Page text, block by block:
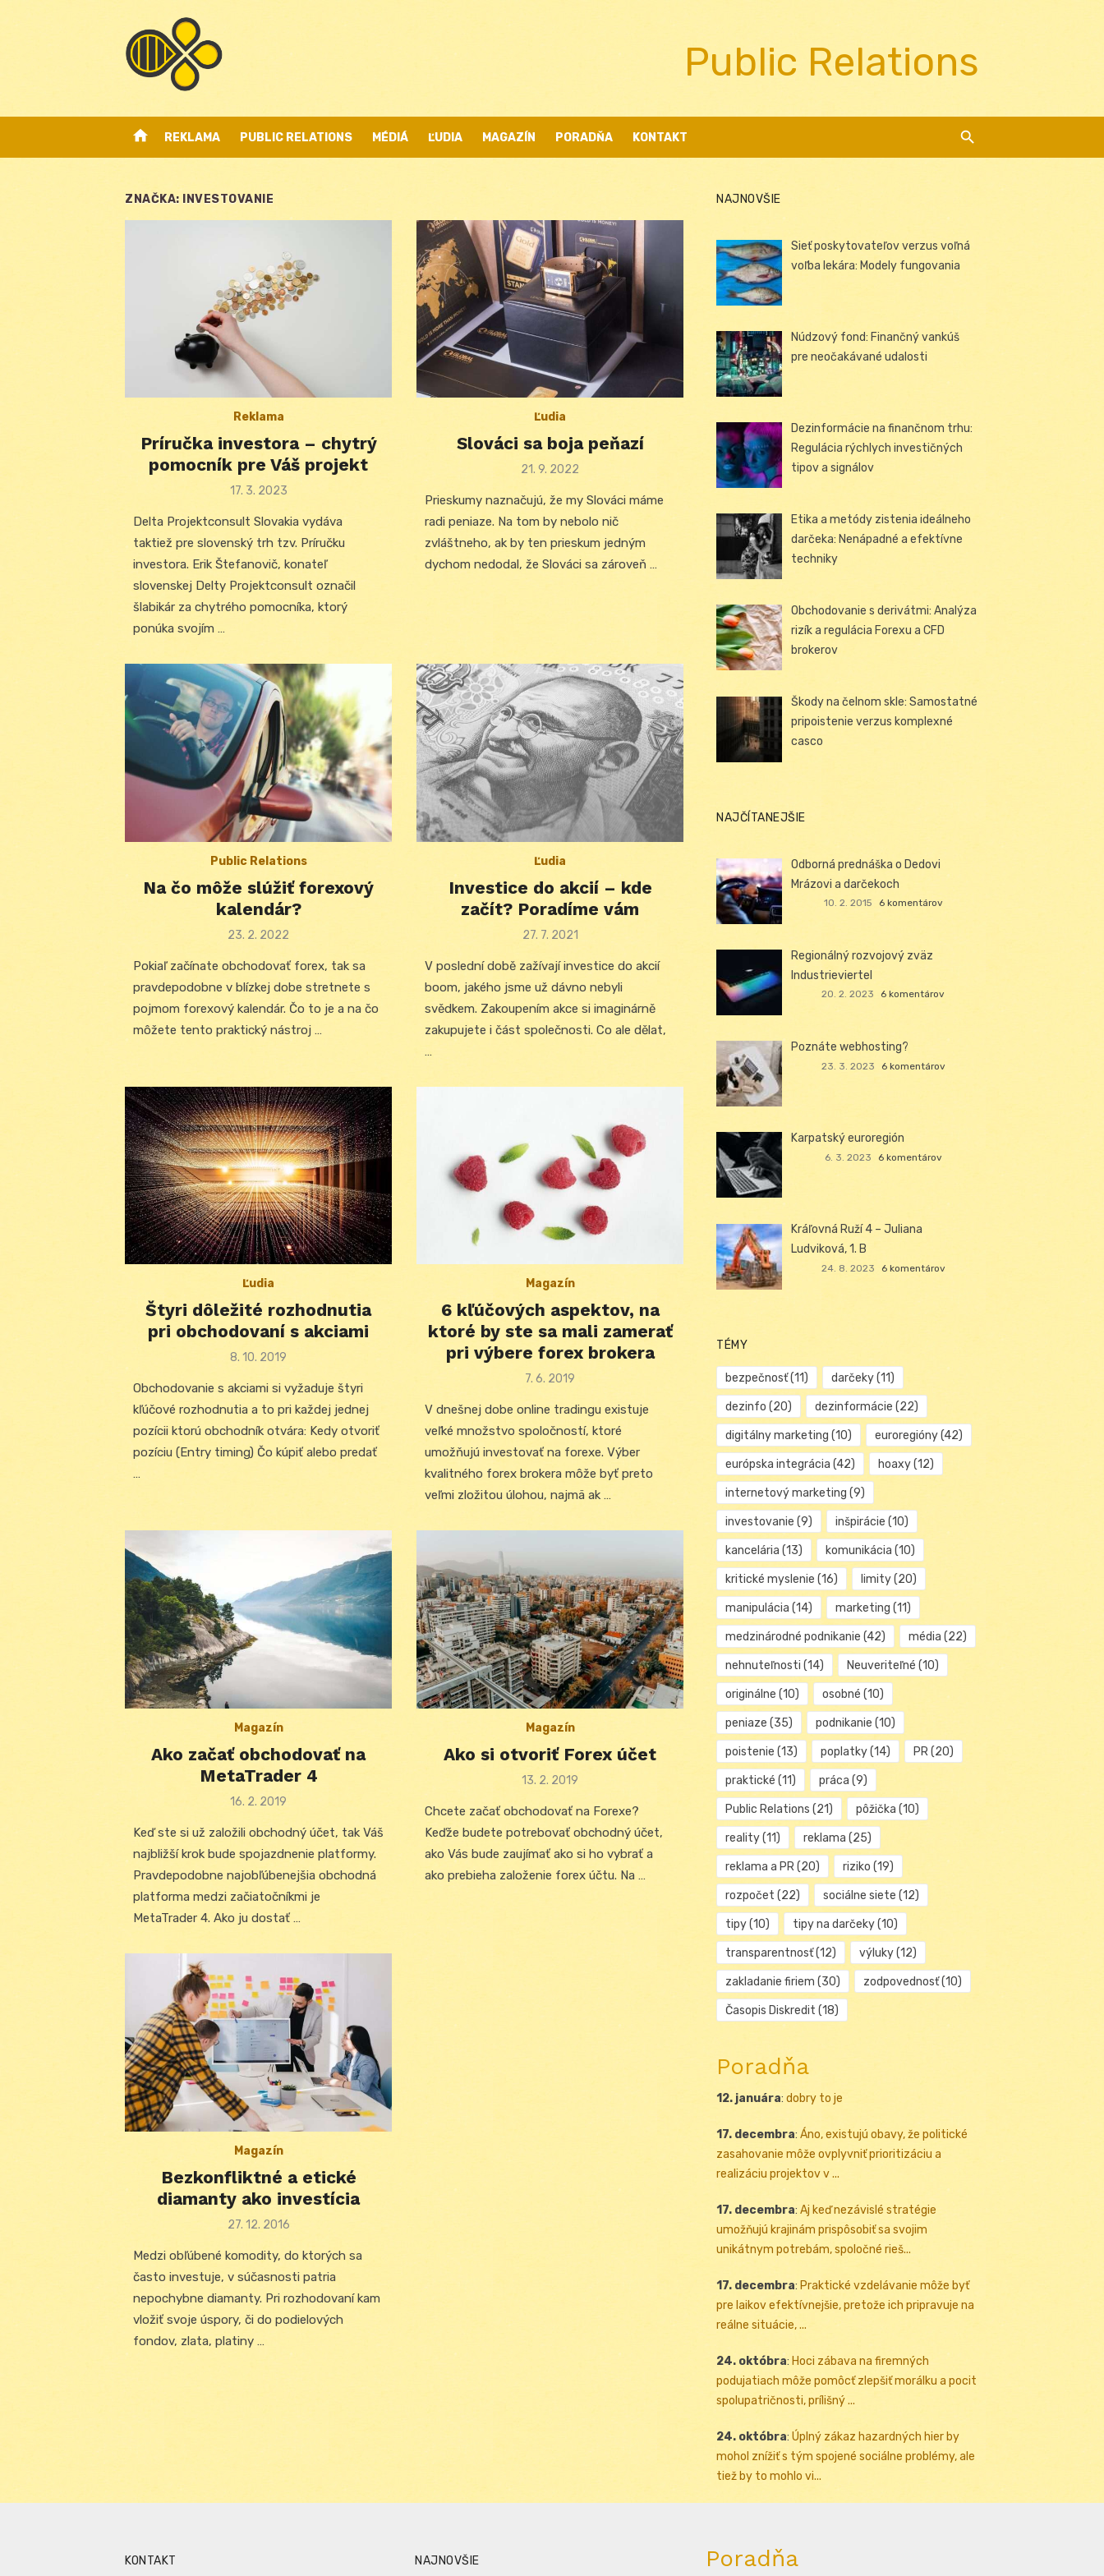
Public Relations
home REKLAMA PUBLIC RELATIONS MÉDIÁ ĽUDIA MAGAZÍN PORADŇA KONTAKT
ZNAČKA: INVESTOVANIE
Reklama
Príručka investora – chytrý
pomocník pre Váš projekt
Posted
17. 3. 2023
Delta Projektconsult Slovakia vydáva
taktiež pre slovenský trh tzv. Príručku
investora. Erik Štefanovič, konateľ
slovenskej Delty Projektconsult označil
šlabikár za chytrého pomocníka, ktorý
ponúka svojím …
Ľudia
Slováci sa boja peňazí
Posted
21. 9. 2022
Prieskumy naznačujú, že my Slováci máme
radi peniaze. Na tom by nebolo nič
zvláštneho, ak by ten prieskum jedným
dychom nedodal, že Slováci sa zároveň …
Public Relations
Na čo môže slúžiť forexový
kalendár?
Posted
23. 2. 2022
Pokiaľ začínate obchodovať forex, tak sa
pravdepodobne v blízkej dobe stretnete s
pojmom forexový kalendár. Čo to je a na čo
môžete tento praktický nástroj …
Ľudia
Investice do akcií – kde
začít? Poradíme vám
Posted
27. 7. 2021
V poslední době zažívají investice do akcií
boom, jakého jsme už dávno nebyli
svědkem. Zakoupením akce si imaginárně
zakupujete i část společnosti. Co ale dělat,
…
Ľudia
Štyri dôležité rozhodnutia
pri obchodovaní s akciami
Posted
8. 10. 2019
Obchodovanie s akciami si vyžaduje štyri
kľúčové rozhodnutia a to pri každej jednej
pozícii ktorú obchodník otvára: Kedy otvoriť
pozíciu (Entry timing) Čo kúpiť alebo predať
…
Magazín
6 kľúčových aspektov, na
ktoré by ste sa mali zamerať
pri výbere forex brokera
Posted
7. 6. 2019
V dnešnej dobe online tradingu existuje
veľké množstvo spoločností, ktoré
umožňujú investovať na forexe. Výber
kvalitného forex brokera môže byť preto
veľmi zložitou úlohou, najmä ak …
Magazín
Ako začať obchodovať na
MetaTrader 4
Posted
16. 2. 2019
Keď ste si už založili obchodný účet, tak Váš
najbližší krok bude spojazdnenie platformy.
Pravdepodobne najobľúbenejšia obchodná
platforma medzi začiatočníkmi je
MetaTrader 4. Ako ju dostať …
Magazín
Ako si otvoriť Forex účet
Posted
13. 2. 2019
Chcete začať obchodovať na Forexe?
Keďže budete potrebovať obchodný účet,
ako Vás bude zaujímať ako si ho vybrať a
ako prebieha založenie forex účtu. Na …
Magazín
Bezkonfliktné a etické
diamanty ako investícia
Posted
27. 12. 2016
Medzi obľúbené komodity, do ktorých sa
často investuje, v súčasnosti patria
nepochybne diamanty. Pri rozhodovaní kam
vložiť svoje úspory, či do podielových
fondov, zlata, platiny …
NAJNOVŠIE
Sieť poskytovateľov verzus voľná
voľba lekára: Modely fungovania
Núdzový fond: Finančný vankúš
pre neočakávané udalosti
Dezinformácie na finančnom trhu:
Regulácia rýchlych investičných
tipov a signálov
Etika a metódy zistenia ideálneho
darčeka: Nenápadné a efektívne
techniky
Obchodovanie s derivátmi: Analýza
rizík a regulácia Forexu a CFD
brokerov
Škody na čelnom skle: Samostatné
pripoistenie verzus komplexné
casco
NAJČÍTANEJŠIE
Odborná prednáška o Dedovi
Mrázovi a darčekoch
10. 2. 2015 6 komentárov
Regionálný rozvojový zväz
Industrieviertel
20. 2. 2023 6 komentárov
Poznáte webhosting?
23. 3. 2023 6 komentárov
Karpatský euroregión
6. 3. 2023 6 komentárov
Kráľovná Ruží 4 – Juliana
Ludviková, 1. B
24. 8. 2023 6 komentárov
TÉMY
bezpečnosť(11) darčeky(11)
dezinfo (20) dezinformácie (22)
digitálny marketing (10) euroregióny(42)
európska integrácia (42) hoaxy(12)
internetový marketing (9)
investovanie (9) inšpirácie (10)
kancelária (13) komunikácia (10)
kritické myslenie (16) limity(20)
manipulácia (14) marketing (11)
medzinárodné podnikanie (42) média (22)
nehnuteľnosti (14) Neuveriteľné (10)
originálne (10) osobné (10)
peniaze (35) podnikanie (10)
poistenie (13) poplatky(14) PR(20)
praktické (11) práca (9)
Public Relations (21) pôžička (10)
reality(11) reklama (25)
reklama a PR(20) riziko (19)
rozpočet (22) sociálne siete (12)
tipy(10) tipy na darčeky(10)
transparentnosť(12) výluky(12)
zakladanie firiem (30) zodpovednosť(10)
Časopis Diskredit (18)
Poradňa
12. januára: dobry to je
17. decembra: Áno, existujú obavy, že politické
zasahovanie môže ovplyvniť prioritizáciu a
realizáciu projektov v ...
17. decembra: Aj keď nezávislé stratégie
umožňujú krajinám prispôsobiť sa svojim
unikátnym potrebám, spoločné rieš...
17. decembra: Praktické vzdelávanie môže byť
pre laikov efektívnejšie, pretože ich pripravuje na
reálne situácie, ...
24. októbra: Hoci zábava na firemných
podujatiach môže pomôcť zlepšiť morálku a pocit
spolupatričnosti, prílišný ...
24. októbra: Úplný zákaz hazardných hier by
mohol znížiť s tým spojené sociálne problémy, ale
tiež by to mohlo vi...
KONTAKT NAJNOVŠIE Poradňa